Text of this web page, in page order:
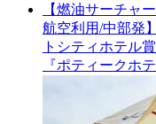
【燃油サーチャ
航空利用/中部発
トシティホテル
『ポティークホ